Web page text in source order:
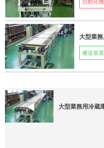
自動化
大型業
搬送装置
大型業務用冷蔵